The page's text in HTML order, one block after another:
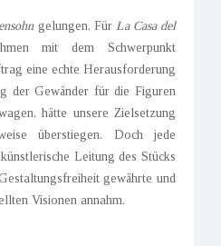
gelungen. Für La Casa del
mit dem Schwerpunkt
eine echte Herausforderung
der Gewänder für die Figuren
hätte unsere Zielsetzung
überstiegen. Doch jede
Leitung des Stücks
gewährte und
Visionen annahm.